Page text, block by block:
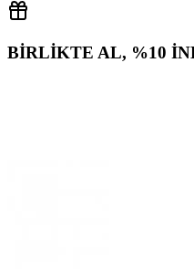
BİRLİKTE AL, %10